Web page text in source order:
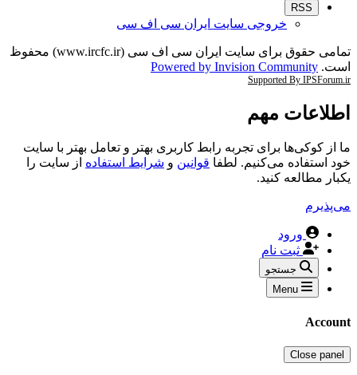
RSS
خروجی سایت ایران سی اف سی
تمامی حقوق برای سایت ایران سی اف سی (www.ircfc.ir) محفوظ
است. Powered by Invision Community
Supported By IPSForum.ir
اطلاعات مهم
ما از کوکی‌ها برای تجربه رابط کاربری بهتر و تعامل بهتر با سایت
خود استفاده می‌کنیم. لطفا قوانین و شرایط استفاده از سایت را
یکبار مطالعه کنید.
می‌پذیرم
ورود
ثبت نام
جستجو
Menu
Account
Close panel